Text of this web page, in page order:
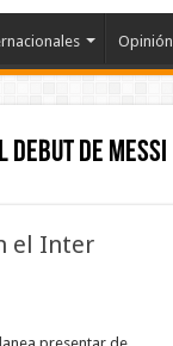
Opinión
de Messi
el Inter